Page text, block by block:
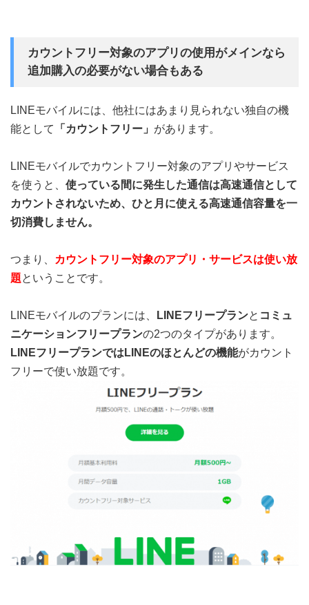
カウントフリー対象のアプリの使用がメインなら
追加購入の必要がない場合もある
LINEモバイルには、他社にはあまり見られない独自の機
能として
「カウントフリー」 があります。
LINEモバイルでカウントフリー対象のアプリやサービス
を使うと、 使っている間に発生した通信は高速通信として
カウントされないため、ひと月に使える高速通信容量を一
切消費しません。
つまり、
カウントフリー対象のアプリ・サービスは使い放
題ということです。
LINEモバイルのプランには、 LINEフリープランと コミュ
ニケーションフリープランの2つのタイプがあります。
LINEフリープランではLINEのほとんどの機能がカウント
フリーで使い放題です。